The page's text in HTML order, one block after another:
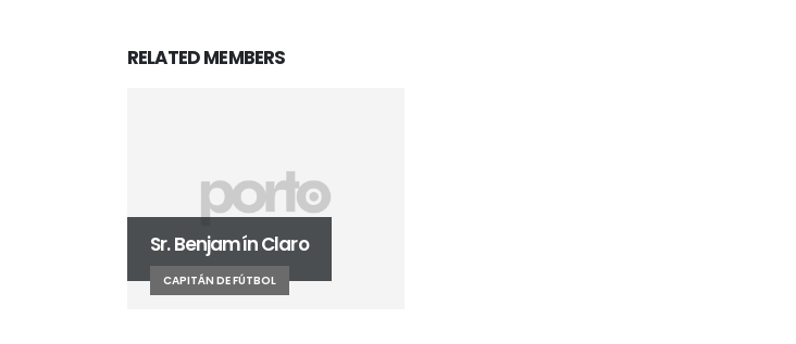
RELATEDMEMBERS
Sr. Benjamín Claro
CAPITÁN DE FÚTBOL